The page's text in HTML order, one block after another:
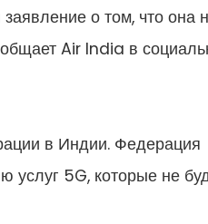
о том, что она
Air India в
в Индии. Федерация
услуг 5G, которые не